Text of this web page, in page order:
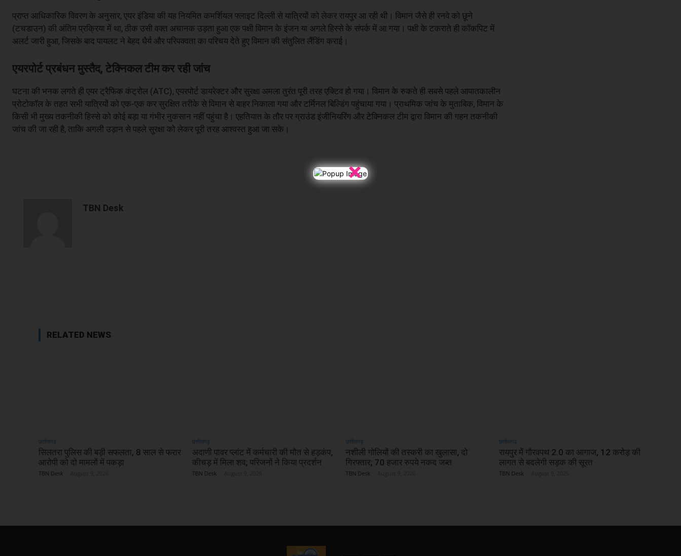
×
प्राप्त आधिकारिक विवरण के अनुसार, एयर इंडिया की यह नियमित कमर्शियल फ्लाइट दिल्ली से यात्रियों को लेकर रायपुर आ रही थी। विमान जैसे ही रनवे को छूने
(टचडाउन) की अंतिम प्रक्रिया में था, ठीक उसी वक्त अचानक उड़ता हुआ एक पक्षी विमान के इंजन या अगले हिस्से के संपर्क में आ गया। पक्षी के टकराते ही कॉकपिट में
अलर्ट जारी हुआ, जिसके बाद पायलट ने बेहद धैर्य और परिपक्वता का परिचय देते हुए विमान की संतुलित लैंडिंग कराई।
एयरपोर्ट प्रबंधन मुस्तैद, टेक्निकल टीम कर रही जांच
घटना की भनक लगते ही एयर ट्रैफिक कंट्रोल (ATC), एयरपोर्ट डायरेक्टर और सुरक्षा अमला तुरंत पूरी तरह एक्टिव हो गया। विमान के रुकते ही सबसे पहले आपातकालीन
प्रोटोकॉल के तहत सभी यात्रियों को एक-एक कर सुरक्षित तरीके से विमान से बाहर निकाला गया और टर्मिनल बिल्डिंग पहुंचाया गया। प्राथमिक जांच के मुताबिक, विमान के
किसी भी मुख्य तकनीकी हिस्से को कोई बड़ा या गंभीर नुकसान नहीं पहुंचा है। एहतियात के तौर पर ग्राउंड इंजीनियरिंग और टेक्निकल टीम द्वारा विमान की गहन तकनीकी
जांच की जा रही है, ताकि अगली उड़ान से पहले सुरक्षा को लेकर पूरी तरह आश्वस्त हुआ जा सके।
TBN Desk
RELATED NEWS
छत्तीसगढ़
सिलतरा पुलिस की बड़ी सफलता, 8 साल से फरार
आरोपी को दो मामलों में पकड़ा
TBN Desk
छत्तीसगढ़
अदाणी पावर प्लांट में कर्मचारी की मौत से हड़कंप,
कीचड़ में मिला शव; परिजनों ने किया प्रदर्शन
TBN Desk
छत्तीसगढ़
नशीली गोलियों की तस्करी का खुलासा, दो
गिरफ्तार; 70 हजार रुपये नकद जब्त
TBN Desk
छत्तीसगढ़
रायपुर में गौरवपथ 2.0 का आगाज, 12 करोड़ की
लागत से बदलेगी सड़क की सूरत
TBN Desk